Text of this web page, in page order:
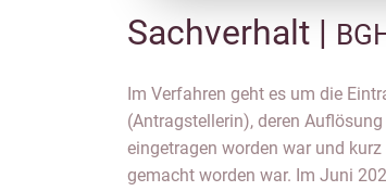
Sachverhalt |
Im Verfahren geht es um die
(Antragstellerin), deren
eingetragen worden war und
gemacht worden war. Im Juni
anhängig ist, gegen einen Bescheid
Feststellung des Werts ihres
Löschung der Antragstellerin
entsprechenden Einsprüche